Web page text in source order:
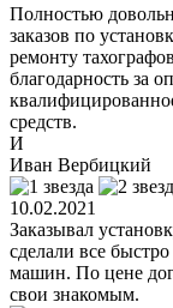
Полностью
заказов по
ремонту
благодарность за
средств.
И
Иван Вербицкий
10.02.2021
Заказывал
сделали все
машин. По цене
свои знакомым.